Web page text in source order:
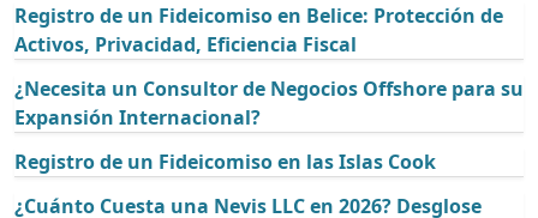
Registro de un Fideicomiso en Belice: Protección de
Activos, Privacidad, Eficiencia Fiscal
¿Necesita un Consultor de Negocios Offshore para su
Expansión Internacional?
Registro de un Fideicomiso en las Islas Cook
¿Cuánto Cuesta una Nevis LLC en 2026? Desglose